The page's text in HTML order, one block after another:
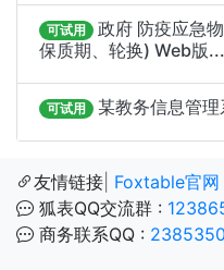
可试用
政府 防疫应急
保质期、轮换) Web版...
可试用 某教务信息管
友情链接 Foxtable官网
狐表QQ交流群 :
商务联系QQ :